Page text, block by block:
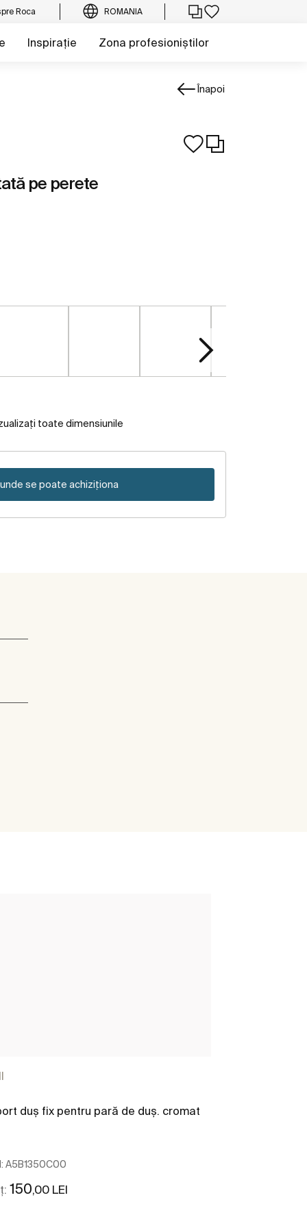
Roca ROMANIA
Inspirație Zona profesioniștilor
Înapoi
pe perete
toate dimensiunile
unde se poate achiziționa
duș fix pentru pară de duș. cromat
A5B1350C00
150 ,00 LEI